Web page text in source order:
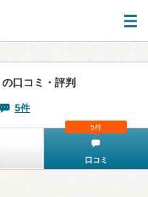
の口コミ・評判
5件
口コミ
5件